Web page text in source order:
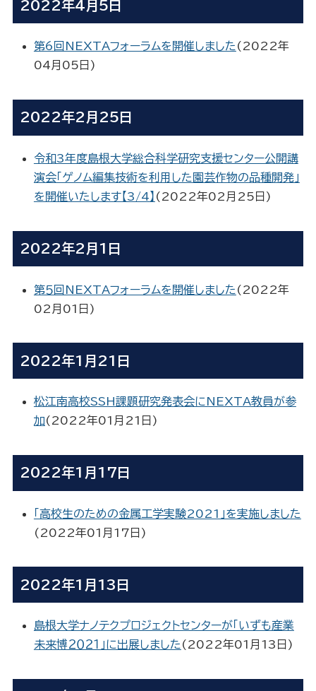
2022年4月5日
第6回NEXTAフォーラムを開催しました ( 2022年
04月05日 )
2022年2月25日
令和3年度島根大学総合科学研究支援センター公開講
演会「ゲノム編集技術を利用した園芸作物の品種開発」
を開催いたします【3/4】 ( 2022年02月25日 )
2022年2月1日
第５回NEXTAフォーラムを開催しました ( 2022年
02月01日 )
2022年1月21日
松江南高校SSH課題研究発表会にNEXTA教員が参
加( 2022年01月21日 )
2022年1月17日
「高校生のための金属工学実験2021」を実施しました
( 2022年01月17日 )
2022年1月13日
島根大学ナノテクプロジェクトセンターが「いずも産業
未来博２０２１」に出展しました ( 2022年01月13日 )